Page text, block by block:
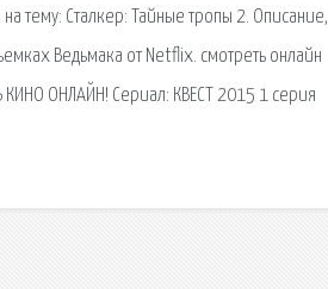
тему: Сталкер: Тайные тропы 2. Описание,
Ведьмака от Netflix. смотреть онлайн
КИНО ОНЛАЙН! Сериал: КВЕСТ 2015 1 серия